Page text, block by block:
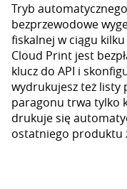
Tryb
bezprzewodowe
fiskalnej w ciągu
Cloud Print jest
klucz do API i
wydrukujesz też listy
paragonu trwa tylko
drukuje się
ostatniego produktu